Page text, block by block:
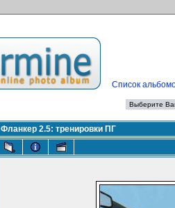
Список
Фланкер 2.5: тренировки ПГ